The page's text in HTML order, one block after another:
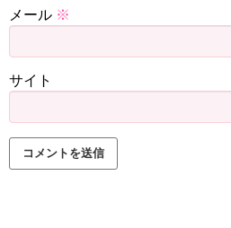
メール ※
サイト